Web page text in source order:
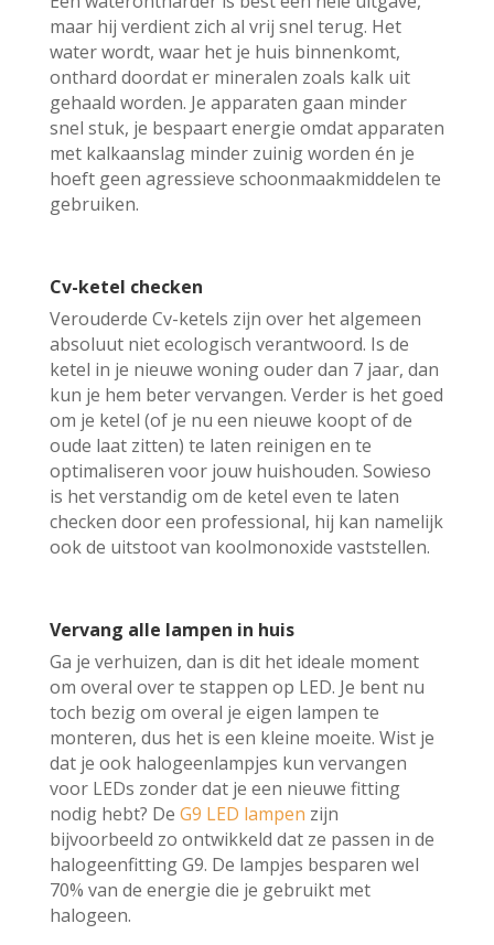
maar hij verdient zich al vrij snel terug. Het
water wordt, waar het je huis binnenkomt,
onthard doordat er mineralen zoals kalk uit
gehaald worden. Je apparaten gaan minder
snel stuk, je bespaart energie omdat apparaten
met kalkaanslag minder zuinig worden én je
hoeft geen agressieve schoonmaakmiddelen te
gebruiken.
Cv-ketel checken
Verouderde Cv-ketels zijn over het algemeen
absoluut niet ecologisch verantwoord. Is de
ketel in je nieuwe woning ouder dan 7 jaar, dan
kun je hem beter vervangen. Verder is het goed
om je ketel (of je nu een nieuwe koopt of de
oude laat zitten) te laten reinigen en te
optimaliseren voor jouw huishouden. Sowieso
is het verstandig om de ketel even te laten
checken door een professional, hij kan namelijk
ook de uitstoot van koolmonoxide vaststellen.
Vervang alle lampen in huis
Ga je verhuizen, dan is dit het ideale moment
om overal over te stappen op LED. Je bent nu
toch bezig om overal je eigen lampen te
monteren, dus het is een kleine moeite. Wist je
dat je ook halogeenlampjes kun vervangen
voor LEDs zonder dat je een nieuwe fitting
nodig hebt? De G9 LED lampen zijn
bijvoorbeeld zo ontwikkeld dat ze passen in de
halogeenfitting G9. De lampjes besparen wel
70% van de energie die je gebruikt met
halogeen.